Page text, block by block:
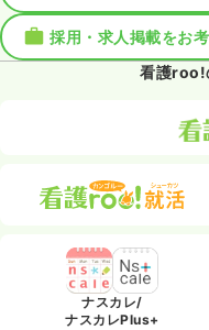
採用・求人掲載をお
看護roo!
ナスカレ/
ナスカレPlus+